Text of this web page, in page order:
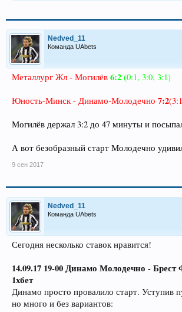
Nedved_11
Команда UAbets
Металлург Жл - Могилёв 6:2 (0:1, 3:0, 3:1)
Юность-Минск - Динамо-Молодечно 7:2
Могилёв держал 3:2 до 47 минуты и
А вот безобразный старт Молодечно
9 сен 2017
Nedved_11
Команда UAbets
Сегодня несколько ставок нравится!
14.09.17 19-00 Динамо Молодечно - Брест
1хбет
Динамо просто провалило старт. Уступив
но много и без вариантов: